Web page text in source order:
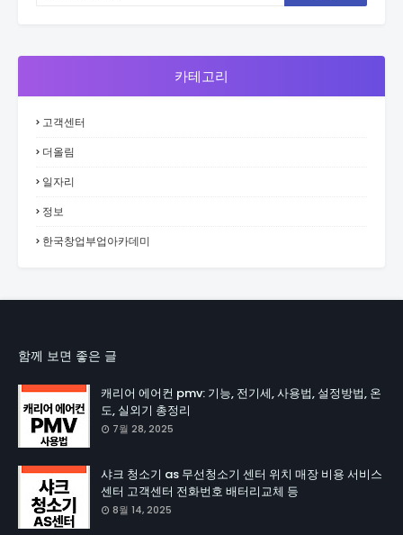
카테고리
고객센터
더올림
일자리
정보
한국창업부업아카데미
함께 보면 좋은 글
캐리어 에어컨 pmv: 기능, 전기세, 사용법, 설정방법, 온
도, 실외기 총정리
7월 28, 2025
샤크 청소기 as 무선청소기 센터 위치 매장 비용 서비스
센터 고객센터 전화번호 배터리교체 등
8월 14, 2025